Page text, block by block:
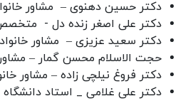
دکتر حسین دهنوی – مشاور
دکتر علی اصغر زنده دل -
دکتر سعید عزیزی – مشاور
حجت الاسلام محسن گمار – مشاور
دکتر فروغ نیلچی زاده – مشاور
دکتر علی غلامی _ استاد